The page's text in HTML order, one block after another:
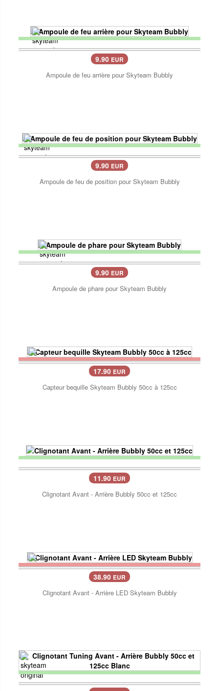
9.90 EUR
Ampoule de feu arrière pour Skyteam Bubbly
9.90 EUR
Ampoule de feu de position pour Skyteam Bubbly
9.90 EUR
Ampoule de phare pour Skyteam Bubbly
17.90 EUR
Capteur bequille Skyteam Bubbly 50cc à 125cc
11.90 EUR
Clignotant Avant - Arrière Bubbly 50cc et 125cc
38.90 EUR
Clignotant Avant - Arrière LED Skyteam Bubbly